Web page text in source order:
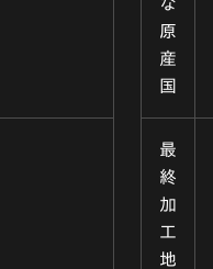
原
産
国
最
終
加
工
地